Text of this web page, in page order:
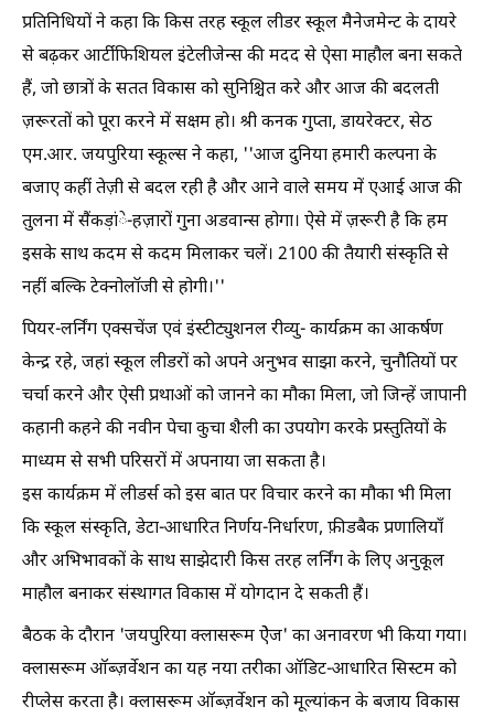
प्रतिनिधियों ने कहा कि किस तरह स्कूल लीडर स्कूल मैनेजमेन्ट के दायरे
से बढ़कर आर्टीफिशियल इंटेलीजेन्स की मदद से ऐसा माहौल बना सकते
हैं, जो छात्रों के सतत विकास को सुनिश्चित करे और आज की बदलती
ज़रूरतों को पूरा करने में सक्षम हो। श्री कनक गुप्ता, डायरेक्टर, सेठ
एम.आर. जयपुरिया स्कूल्स ने कहा, ''आज दुनिया हमारी कल्पना के
बजाए कहीं तेज़ी से बदल रही है और आने वाले समय में एआई आज की
तुलना में सैंकड़ांे-हज़ारों गुना अडवान्स होगा। ऐसे में ज़रूरी है कि हम
इसके साथ कदम से कदम मिलाकर चलें। 2100 की तैयारी संस्कृति से
नहीं बल्कि टेक्नोलॉजी से होगी।''
पियर-लर्निंग एक्सचेंज एवं इंस्टीट्युशनल रीव्यु- कार्यक्रम का आकर्षण
केन्द्र रहे, जहां स्कूल लीडरों को अपने अनुभव साझा करने, चुनौतियों पर
चर्चा करने और ऐसी प्रथाओं को जानने का मौका मिला, जो जिन्हें जापानी
कहानी कहने की नवीन पेचा कुचा शैली का उपयोग करके प्रस्तुतियों के
माध्यम से सभी परिसरों में अपनाया जा सकता है।
इस कार्यक्रम में लीडर्स को इस बात पर विचार करने का मौका भी मिला
कि स्कूल संस्कृति, डेटा-आधारित निर्णय-निर्धारण, फ़ीडबैक प्रणालियाँ
और अभिभावकों के साथ साझेदारी किस तरह लर्निंग के लिए अनुकूल
माहौल बनाकर संस्थागत विकास में योगदान दे सकती हैं।
बैठक के दौरान 'जयपुरिया क्लासरूम ऐेज' का अनावरण भी किया गया।
क्लासरूम ऑब्ज़र्वेशन का यह नया तरीका ऑडिट-आधारित सिस्टम को
रीप्लेस करता है। क्लासरूम ऑब्ज़र्वेशन को मूल्यांकन के बजाय विकास